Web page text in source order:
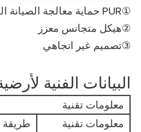
①PUR حماية معالجة الصيانة الخاصة
②هيكل متجانس معزز
③تصميم غير اتجاهي
البيانات الفنية
معلومات تقنية
معلومات تقنية
طريقة